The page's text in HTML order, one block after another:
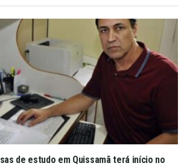
de estudo em Quissamã terá início no